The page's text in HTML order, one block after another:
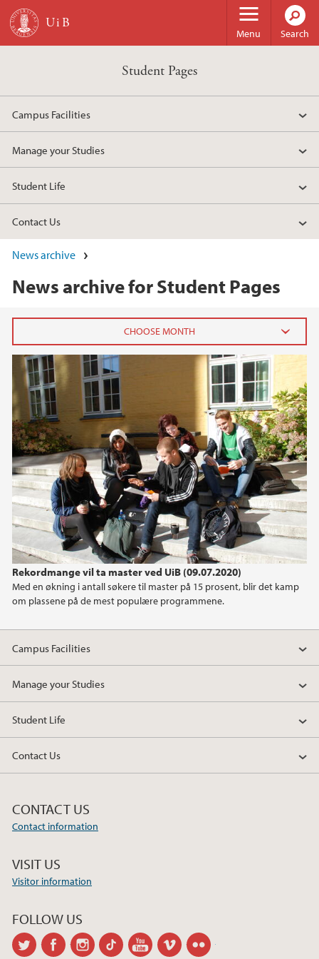
Skip to main content
Menu Search
Student Pages
Campus Facilities
Manage your Studies
Student Life
Contact Us
News archive
News archive for Student Pages
Rekordmange vil ta master ved UiB (09.07.2020)
Med en økning i antall søkere til master på 15 prosent, blir det kamp
om plassene på de mest populære programmene.
September (1)
2023
2022
2021
2020
2019
2018
Campus Facilities
Manage your Studies
Student Life
Contact Us
CONTACT US
Contact information
VISIT US
Visitor information
FOLLOW US
twitter facebookinstagram
tiktok youtubevimeo